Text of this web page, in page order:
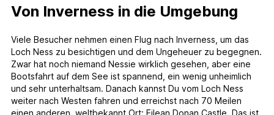
Von Inverness in die Umgebung
Viele Besucher nehmen einen Flug nach Inverness, um das
Loch Ness zu besichtigen und dem Ungeheuer zu begegnen.
Zwar hat noch niemand Nessie wirklich gesehen, aber eine
Bootsfahrt auf dem See ist spannend, ein wenig unheimlich
und sehr unterhaltsam. Danach kannst Du vom Loch Ness
weiter nach Westen fahren und erreichst nach 70 Meilen
einen anderen, weltbekannt Ort: Eilean Donan Castle. Das ist